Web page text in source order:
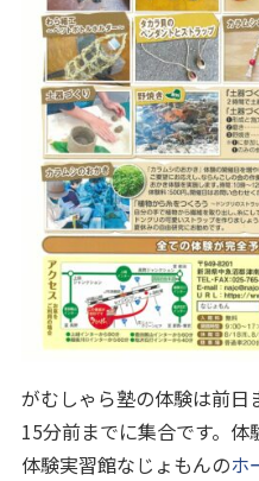
がむしゃら塾の体験は前日
15分前までに集合です。
体験実習館なじょもんのホ